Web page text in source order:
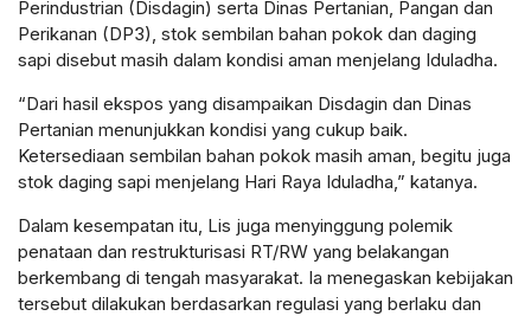
Perindustrian (Disdagin) serta Dinas Pertanian, Pangan dan
Perikanan (DP3), stok sembilan bahan pokok dan daging
sapi disebut masih dalam kondisi aman menjelang Iduladha.
“Dari hasil ekspos yang disampaikan Disdagin dan Dinas
Pertanian menunjukkan kondisi yang cukup baik.
Ketersediaan sembilan bahan pokok masih aman, begitu juga
stok daging sapi menjelang Hari Raya Iduladha,” katanya.
Dalam kesempatan itu, Lis juga menyinggung polemik
penataan dan restrukturisasi RT/RW yang belakangan
berkembang di tengah masyarakat. Ia menegaskan kebijakan
tersebut dilakukan berdasarkan regulasi yang berlaku dan